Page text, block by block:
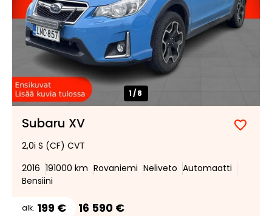
1/8
Subaru XV
Lisää
2,0i S (CF) CVT
2016 191000 km Rovaniemi Neliveto Automaatti
Bensiini
alk. 199 € 16 590 €